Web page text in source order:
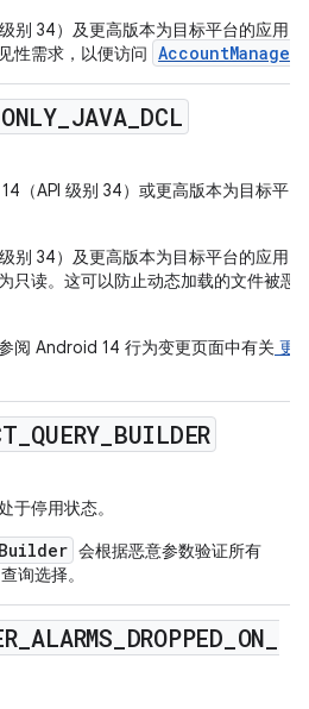
别 34）及更高版本为目标平台的应用
性需求，以便访问 AccountManager
ONLY_ JAVA_ DCL
（API 级别 34）或更高版本为目标平
别 34）及更高版本为目标平台的应用
只读。这可以防止动态加载的文件被恶
阅 Android 14 行为变更页面中有关 更
QUERY BUILDER
于停用状态。
会根据恶意参数验证所有
查询选择。
_ ALARMS DROPPED ON